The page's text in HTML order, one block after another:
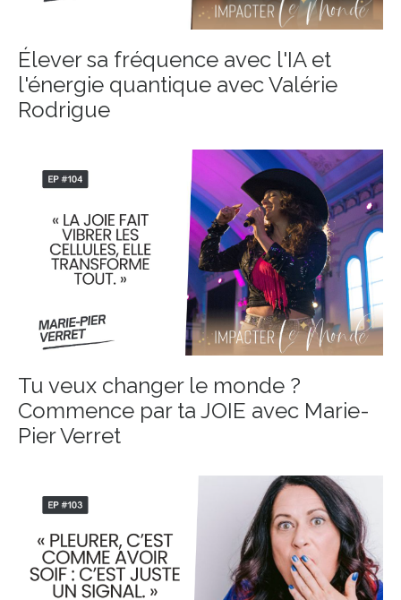
Élever sa fréquence avec l'IA et
l'énergie quantique avec Valérie
Rodrigue
Tu veux changer le monde ?
Commence par ta JOIE avec Marie-
Pier Verret